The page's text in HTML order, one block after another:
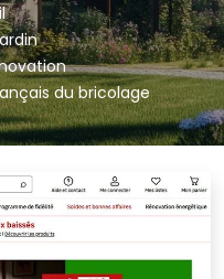
du bricolage